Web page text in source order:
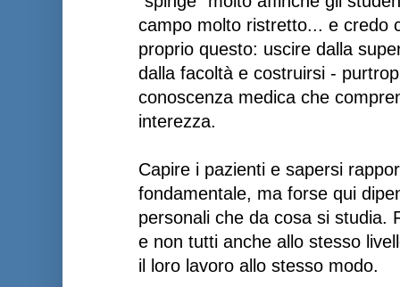
campo molto ristretto... e credo
proprio questo: uscire dalla
dalla facoltà e costruirsi -
conoscenza medica che
interezza.
Capire i pazienti e sapersi
fondamentale, ma forse qui
personali che da cosa si studia.
e non tutti anche allo stesso
il loro lavoro allo stesso modo.